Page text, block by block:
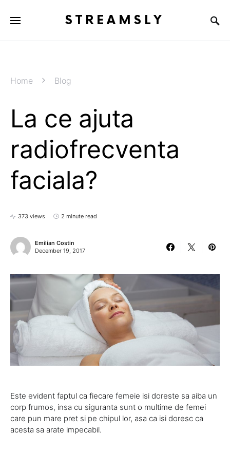
STREAMSLY
Home Blog
La ce ajuta
radiofrecventa
faciala?
373 views 2 minute read
Emilian Costin
December 19, 2017
Este evident faptul ca fiecare femeie isi doreste sa aiba un
corp frumos, insa cu siguranta sunt o multime de femei
care pun mare pret si pe chipul lor, asa ca isi doresc ca
acesta sa arate impecabil.